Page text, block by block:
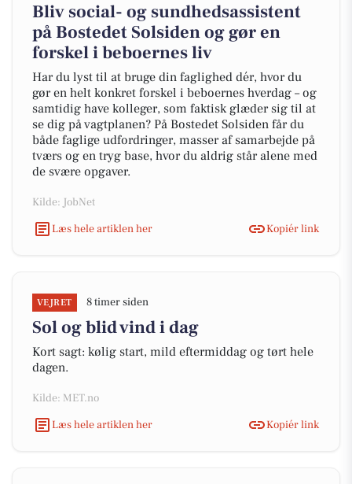
Bliv social- og sundhedsassistent
på Bostedet Solsiden og gør en
forskel i beboernes liv
Har du lyst til at bruge din faglighed dér, hvor du
gør en helt konkret forskel i beboernes hverdag – og
samtidig have kolleger, som faktisk glæder sig til at
se dig på vagtplanen? På Bostedet Solsiden får du
både faglige udfordringer, masser af samarbejde på
tværs og en tryg base, hvor du aldrig står alene med
de svære opgaver.
Kilde: JobNet
Læs hele artiklen her
Kopiér link
VEJRET 8 timer siden
Sol og blid vind i dag
Kort sagt: kølig start, mild eftermiddag og tørt hele
dagen.
Kilde: MET.no
Læs hele artiklen her
Kopiér link